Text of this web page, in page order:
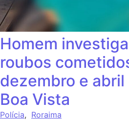
Homem
roubos
dezembro e abril
Boa Vista
Polícia, Roraima